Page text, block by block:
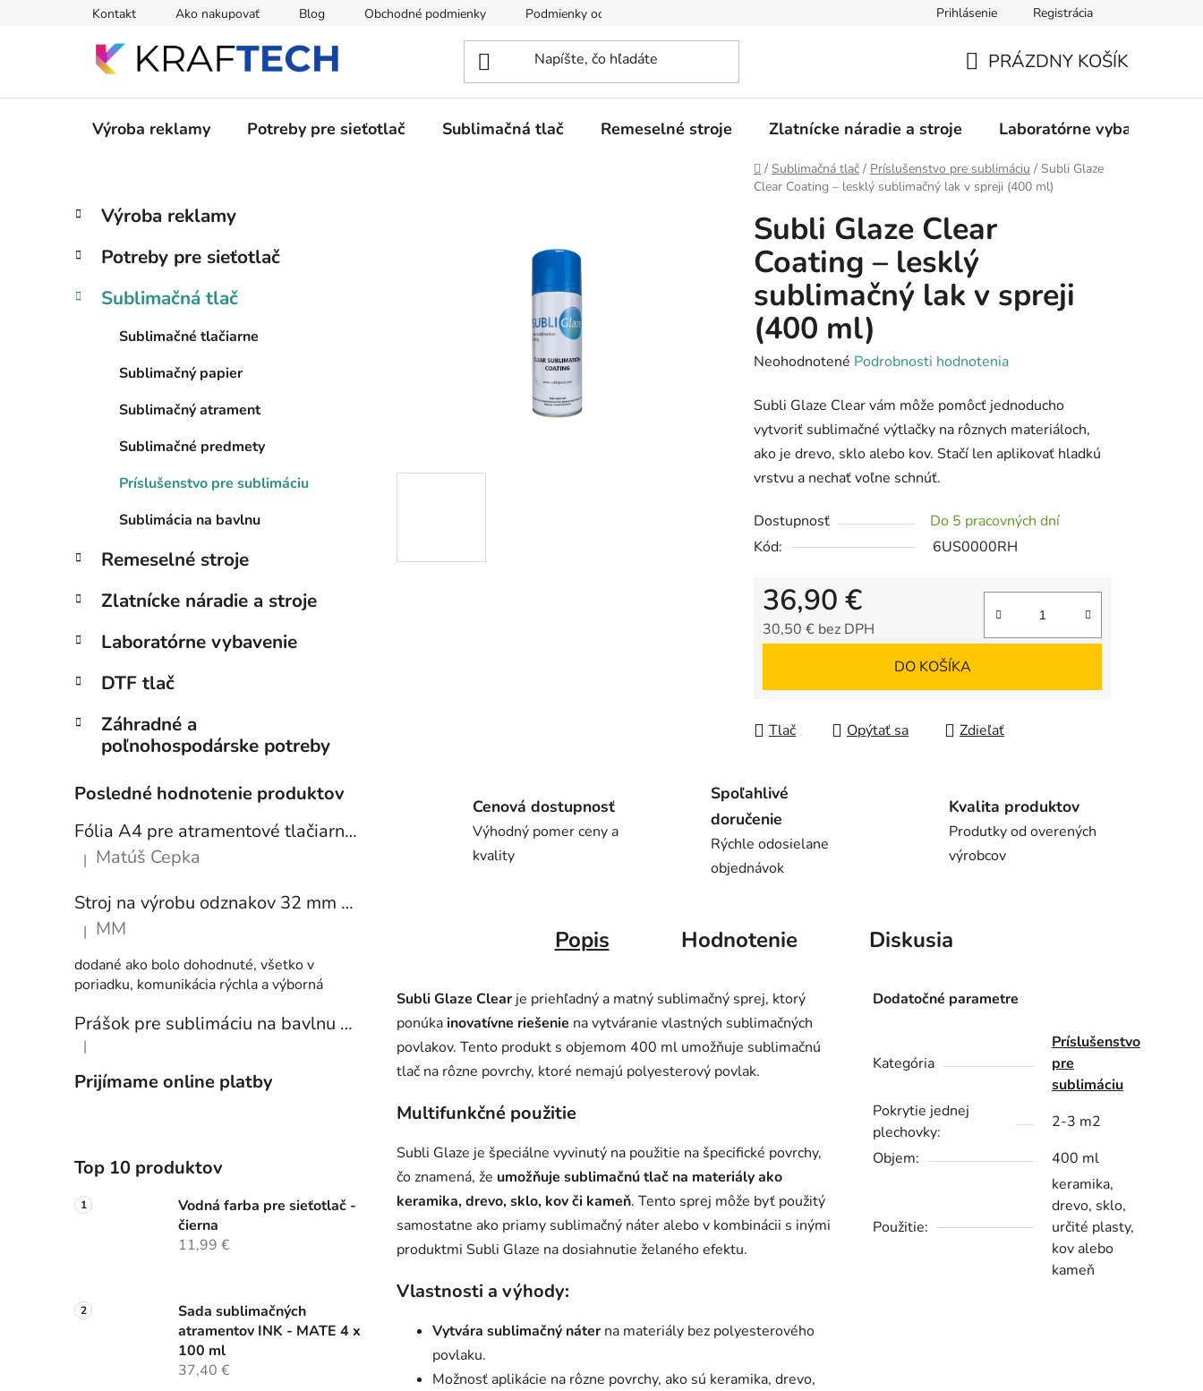
Kontakt Ako nakupovať Blog Obchodné podmienky Podmienky ochrany osobných údajov Prihlásenie Registrácia
KOŠÍK
PRÁZDNY KOŠÍK
Výroba reklamy Potreby pre sieťotlač Sublimačná tlač Remeselné stroje Zlatnícke náradie a stroje Laboratórne vybavenie
Domov
/ Sublimačná tlač / Príslušenstvo pre sublimáciu / Subli Glaze
Clear Coating – lesklý sublimačný lak v spreji (400 ml)
B
č
ý
Preskočiť
kategórie
K
a
e
ó
Výroba reklamy
Potreby pre sieťotlač
Sublimačná tlač
Sublimačné tlačiarne
Sublimačný papier
Sublimačný atrament
Sublimačné predmety
Príslušenstvo pre sublimáciu
Sublimácia na bavlnu
Remeselné stroje
Zlatnícke náradie a stroje
Laboratórne vybavenie
DTF tlač
Záhradné a
poľnohospodárske potreby
Posledné hodnotenie produktov
Fólia A4 pre atramentové tlačiarne - sada 10 ks
Hodnotenie produktu je 5 z 5 hviezdičiek.
| Matúš Cepka
Stroj na výrobu odznakov 32 mm a 58 mm + 250 ks odznakov
Hodnotenie produktu je 5 z 5 hviezdičiek.
| MM
dodané ako bolo dohodnuté, všetko v
poriadku, komunikácia rýchla a výborná
Prášok pre sublimáciu na bavlnu 1 kg
Hodnotenie produktu je 5 z 5 hviezdičiek.
|
Prijímame online platby
Top 10 produktov
Vodná farba pre sieťotlač -
čierna
11,99 €
Sada sublimačných
atramentov INK - MATE 4 x
100 ml
37,40 €
Subli Glaze Clear
Coating – lesklý
sublimačný lak v spreji
(400 ml)
Priemerné
produktu
je
0,0
z
hviezdičiek.
Neohodnotené Podrobnosti hodnotenia
Subli Glaze Clear vám môže pomôcť jednoducho
vytvoriť sublimačné výtlačky na rôznych materiáloch,
ako je drevo, sklo alebo kov. Stačí len aplikovať hladkú
vrstvu a nechať voľne schnúť.
Dostupnosť
Do 5 pracovných dní
Kód:
6US0000RH
36,90 €
30,50 € bez DPH
DO KOŠÍKA
Tlač Opýtať sa Zdieľať
Cenová dostupnosť
Výhodný pomer ceny a
kvality
Spoľahlivé
doručenie
Rýchle odosielane
objednávok
Kvalita produktov
Produtky od overených
výrobcov
Popis Hodnotenie Diskusia
Subli Glaze Clear je priehľadný a matný sublimačný sprej, ktorý
ponúkainovatívne riešenie na vytváranie vlastných sublimačných
povlakov. Tento produkt s objemom 400 ml umožňuje sublimačnú
tlač na rôzne povrchy, ktoré nemajú polyesterový povlak.
Multifunkčné použitie
Subli Glaze je špeciálne vyvinutý na použitie na špecifické povrchy,
čo znamená, že umožňuje sublimačnú tlač na materiály ako
keramika, drevo, sklo, kov či kameň. Tento sprej môže byť použitý
samostatne ako priamy sublimačný náter alebo v kombinácii s inými
produktmi Subli Glaze na dosiahnutie želaného efektu.
Vlastnosti a výhody:
Vytvára sublimačný náter na materiály bez polyesterového
povlaku.
Možnosť aplikácie na rôzne povrchy, ako sú keramika, drevo,
Dodatočné parametre
Kategória
Príslušenstvo
pre
sublimáciu
Pokrytie jednej
plechovky:
2-3 m2
Objem:
400 ml
Použitie:
keramika,
drevo, sklo,
určité plasty,
kov alebo
kameň